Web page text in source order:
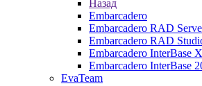
Назад
Embarcadero
Embarcadero RAD
Embarcadero RAD
Embarcadero InterBase
Embarcadero InterBase
EvaTeam